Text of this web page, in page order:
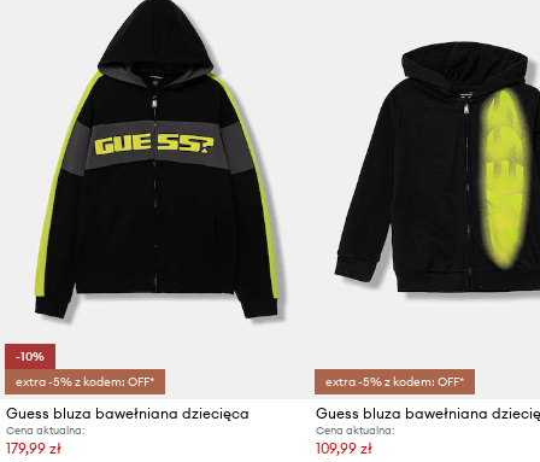
-10%
extra -5% z kodem: OFF*
Guess bluza bawełniana dziecięca
Cena aktualna:
179,99 zł
extra -5% z kodem: OFF*
Guess bluza bawełniana
Cena aktualna:
109,99 zł